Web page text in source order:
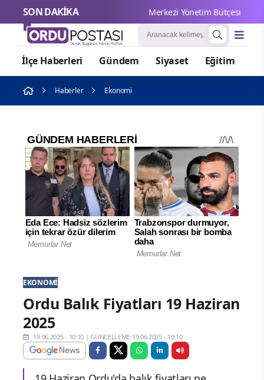
SON DAKİKA Merkezi Yönetim Bütçesinden
İlçe Haberleri Gündem Siyaset Eğitim
Haberler Ekonomi
EKONOMI
Ordu Balık Fiyatları 19 Haziran
2025
19.06.2025 - 10:10 |GÜNCELLEME:19.06.2025 - 10:10